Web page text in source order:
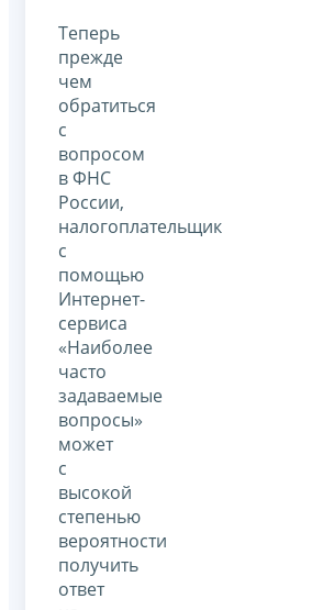
Теперь
прежде
чем
обратиться
с
вопросом
в ФНС
России,
налогоплательщик
с
помощью
Интернет-
сервиса
«Наиболее
часто
задаваемые
вопросы»
может
с
высокой
степенью
вероятности
получить
ответ